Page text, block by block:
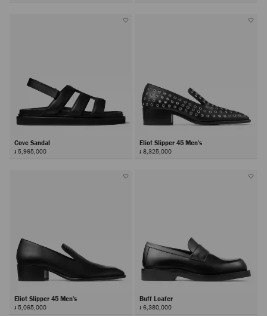
Cove Sandal
៛ 5,965,000
Eliot Slipper 45 Men's
៛ 8,325,000
Eliot Slipper 45 Men's
៛ 5,065,000
Buff Loafer
៛ 6,380,000